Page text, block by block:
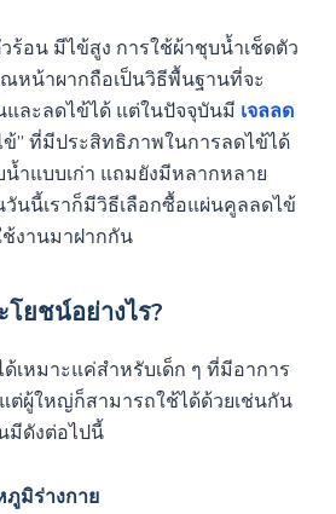
ร้อน มีไข้สูง การใช้ผ้าชุบน้ำเช็ดตัว
หน้าผากถือเป็นวิธีพื้นฐานที่จะ
ละลดไข้ได้ แต่ในปัจจุบันมี เจลลด
” ที่มีประสิทธิภาพในการลดไข้ได้
ำแบบเก่า แถมยังมีหลากหลาย
วันนี้เราก็มีวิธีเลือกซื้อแผ่นคูลลดไข้
งานมาฝากกัน
โยชน์อย่างไร?
ด้เหมาะแค่สำหรับเด็ก ๆ ที่มีอาการ
ต่ผู้ใหญ่ก็สามารถใช้ได้ด้วยเช่นกัน
มีดังต่อไปนี้
มิร่างกาย